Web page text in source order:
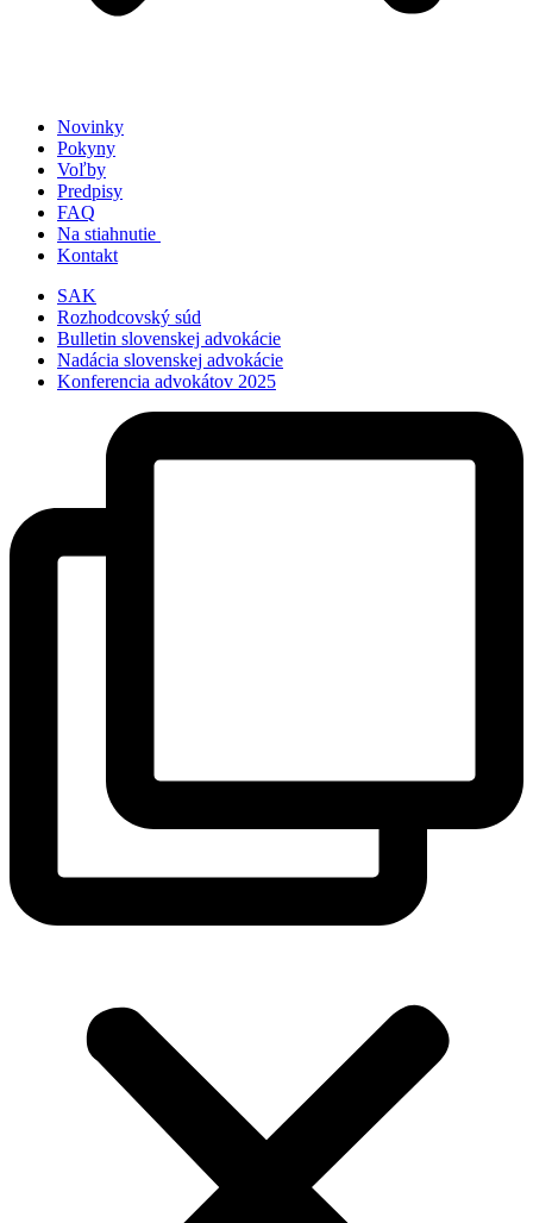
Novinky
Pokyny
Voľby
Predpisy
FAQ
Na stiahnutie
Kontakt
SAK
Rozhodcovský súd
Bulletin slovenskej advokácie
Nadácia slovenskej advokácie
Konferencia advokátov 2025